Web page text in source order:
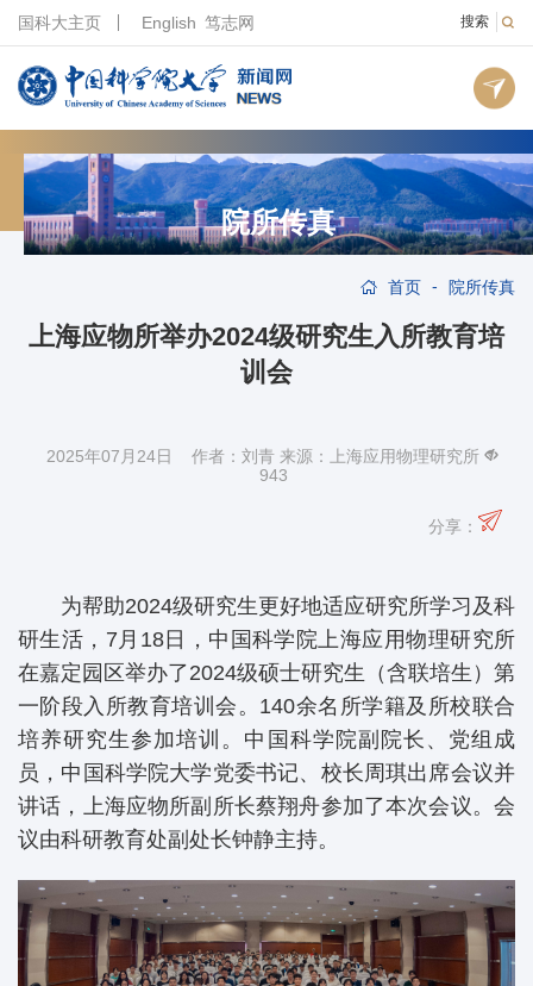
搜索
国科大主页 English 笃志网
院所传真
首页 - 院所传真
上海应物所举办2024级研究生入所教育培
训会
2025年07月24日 作者：刘青 来源：上海应用物理研究所
943
分享：
为帮助2024级研究生更好地适应研究所学习及科
研生活，7月18日，中国科学院上海应用物理研究所
在嘉定园区举办了2024级硕士研究生（含联培生）第
一阶段入所教育培训会。140余名所学籍及所校联合
培养研究生参加培训。中国科学院副院长、党组成
员，中国科学院大学党委书记、校长周琪出席会议并
讲话，上海应物所副所长蔡翔舟参加了本次会议。会
议由科研教育处副处长钟静主持。